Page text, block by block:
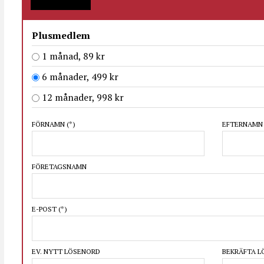
Plusmedlem
1 månad, 89 kr
6 månader, 499 kr
12 månader, 998 kr
FÖRNAMN (*) EFTERNAMN
FÖRETAGSNAMN
E-POST (*)
EV. NYTT LÖSENORD BEKRÄFTA